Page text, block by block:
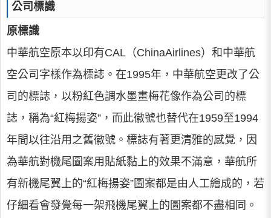
公司標識
原標識
中華航空原本以印有CAL（ChinaAirlines）和中華航
空公司字樣作為標誌。在1995年，中華航空更改了公
司的標誌，以粉紅色調水墨畫梅花像作為公司的標
誌，稱為“紅梅揚姿”，而此徽號也替代在1959至1994
年間以往沿用之舊徽號。標誌有著更清雅的感覺，因
為華航對機尾圖案用貼紙黏上的效果不滿意，華航所
有新機尾翼上的“紅梅揚姿”圖案都是由人工繪成的，若
仔細看會發覺每一架飛機尾翼上的圖案都不盡相同。